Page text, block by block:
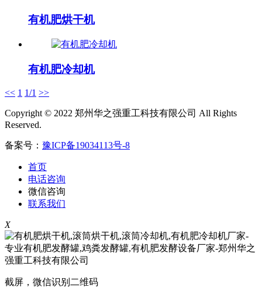
有机肥烘干机
有机肥冷却机
<< 1 1/1 >>
Copyright © 2022 郑州华之强重工科技有限公司 All Rights
Reserved.
备案号： 豫ICP备19034113号-8
首页
电话咨询
微信咨询
联系我们
X
截屏，微信识别二维码